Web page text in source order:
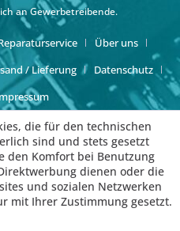
an Gewerbetreibende.
Über uns
/ Lieferung
Datenschutz
die für den technischen
sind und stets gesetzt
den Komfort bei Benutzung
dienen oder die
und sozialen Netzwerken
mit Ihrer Zustimmung gesetzt.